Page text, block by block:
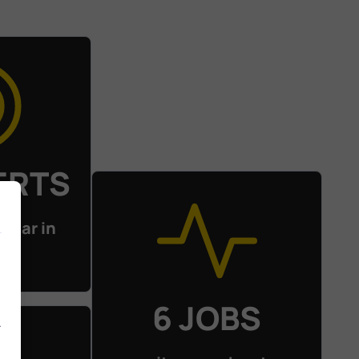
in
6 JOBS